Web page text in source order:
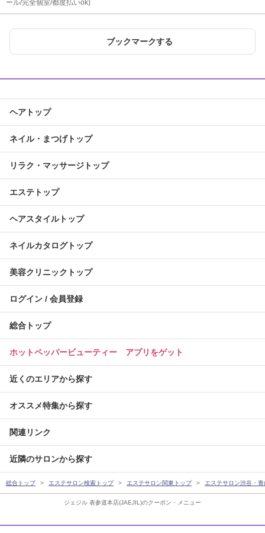
ジェジル 表参道本店(JAEJIL)のクーポン・メニュー
ール/完全個室/都度払いok)
ブックマークする
ヘアトップ
ネイル・まつげトップ
リラク・マッサージトップ
エステトップ
ヘアスタイルトップ
ネイルカタログトップ
美容クリニックトップ
ログイン / 会員登録
総合トップ
ホットペッパービューティー アプリをゲット
近くのエリアから探す
オススメ特集から探す
関連リンク
近隣のサロンから探す
総合トップ エステサロン検索トップ エステサロン関東トップ エステサロン渋谷・